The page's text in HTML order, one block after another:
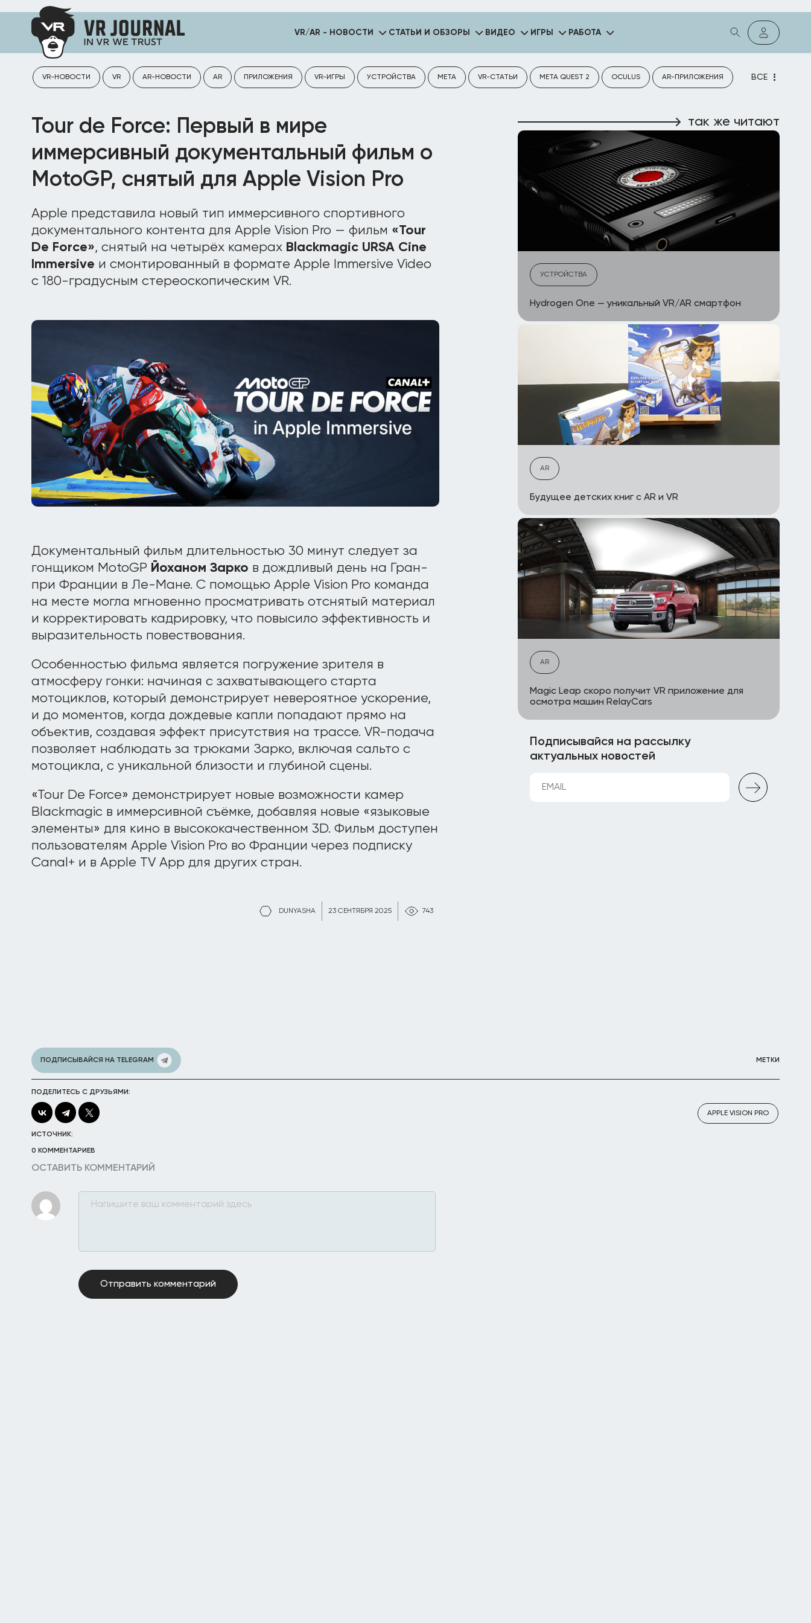
VR/AR - НОВОСТИ СТАТЬИ И ОБЗОРЫ ВИДЕО ИГРЫ РАБОТА
VR-НОВОСТИ VR AR-НОВОСТИ AR ПРИЛОЖЕНИЯ VR-ИГРЫ УСТРОЙСТВА META VR-СТАТЬИ META QUEST 2 OCULUS AR-ПРИЛОЖЕНИЯ ВСЕ
DUNYASHA 23 СЕНТЯБРЯ 2025 743
Tour de Force: Первый в мире
иммерсивный документальный фильм о
MotoGP, снятый для Apple Vision Pro
Apple представила новый тип иммерсивного спортивного
документального контента для Apple Vision Pro — фильм «Tour
De Force», снятый на четырёх камерах Blackmagic URSA Cine
Immersive и смонтированный в формате Apple Immersive Video
с 180-градусным стереоскопическим VR.
Документальный фильм длительностью 30 минут следует за
гонщиком MotoGP Йоханом Зарко в дождливый день на Гран-
при Франции в Ле-Мане. С помощью Apple Vision Pro команда
на месте могла мгновенно просматривать отснятый материал
и корректировать кадрировку, что повысило эффективность и
выразительность повествования.
Особенностью фильма является погружение зрителя в
атмосферу гонки: начиная с захватывающего старта
мотоциклов, который демонстрирует невероятное ускорение,
и до моментов, когда дождевые капли попадают прямо на
объектив, создавая эффект присутствия на трассе. VR-подача
позволяет наблюдать за трюками Зарко, включая сальто с
мотоцикла, с уникальной близости и глубиной сцены.
«Tour De Force» демонстрирует новые возможности камер
Blackmagic в иммерсивной съёмке, добавляя новые «языковые
элементы» для кино в высококачественном 3D. Фильм доступен
пользователям Apple Vision Pro во Франции через подписку
Canal+ и в Apple TV App для других стран.
так же читают
УСТРОЙСТВА
Hydrogen One — уникальный VR/AR смартфон
AR
Будущее детских книг с AR и VR
AR
Magic Leap скоро получит VR приложение для
осмотра машин RelayCars
Подписывайся на рассылку
актуальных новостей
ПОДПИСЫВАЙСЯ НА TELEGRAM МЕТКИ
ПОДЕЛИТЕСЬ С ДРУЗЬЯМИ:
APPLE VISION PRO
ИСТОЧНИК:
0 КОММЕНТАРИЕВ
ОСТАВИТЬ КОММЕНТАРИЙ